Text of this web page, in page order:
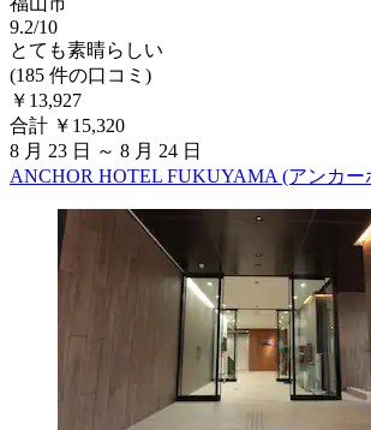
9.2/10
とても素晴らしい
(185 件の口コミ)
￥13,927
合計 ￥15,320
8 月 23 日 ～ 8 月 24 日
ANCHOR HOTEL FUKUYAMA (アンカー